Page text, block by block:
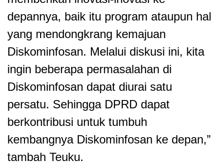
depannya, baik itu program ataupun hal
yang mendongkrang kemajuan
Diskominfosan. Melalui diskusi ini, kita
ingin beberapa permasalahan di
Diskominfosan dapat diurai satu
persatu. Sehingga DPRD dapat
berkontribusi untuk tumbuh
kembangnya Diskominfosan ke depan,”
tambah Teuku.